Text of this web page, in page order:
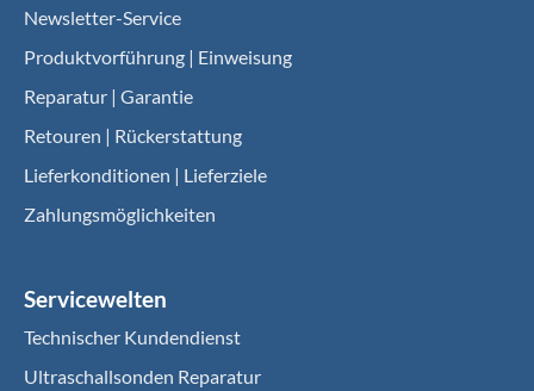
Newsletter-Service
Produktvorführung | Einweisung
Reparatur | Garantie
Retouren | Rückerstattung
Lieferkonditionen | Lieferziele
Zahlungsmöglichkeiten
Servicewelten
Technischer Kundendienst
Ultraschallsonden Reparatur